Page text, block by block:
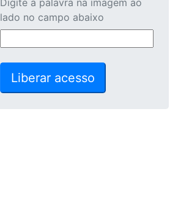
Digite a palavra na imagem ao
lado no campo abaixo